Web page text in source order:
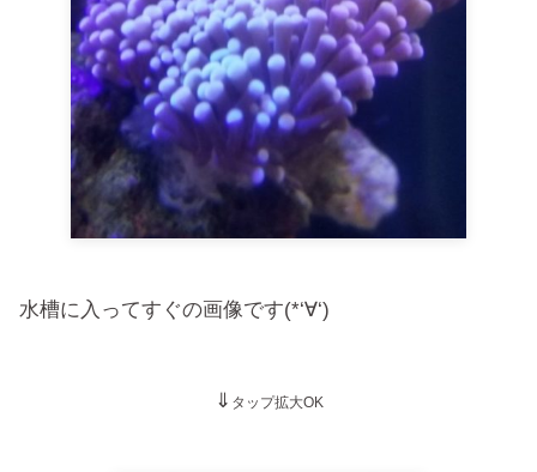
水槽に入ってすぐの画像です(*‘∀‘)
⇓ タップ拡大OK